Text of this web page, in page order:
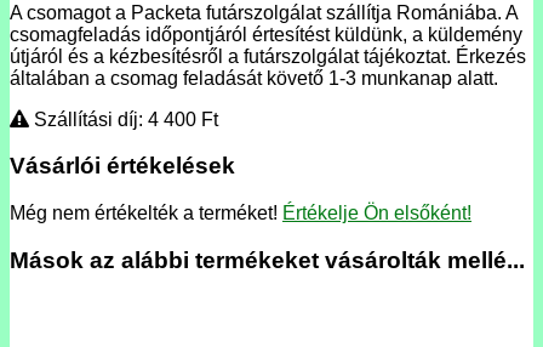
A csomagot a Packeta futárszolgálat szállítja Romániába. A
csomagfeladás időpontjáról értesítést küldünk, a küldemény
útjáról és a kézbesítésről a futárszolgálat tájékoztat. Érkezés
általában a csomag feladását követő 1-3 munkanap alatt.
Szállítási díj: 4 400 Ft
Vásárlói értékelések
Még nem értékelték a terméket! Értékelje Ön elsőként!
Mások az alábbi termékeket vásárolták mellé...